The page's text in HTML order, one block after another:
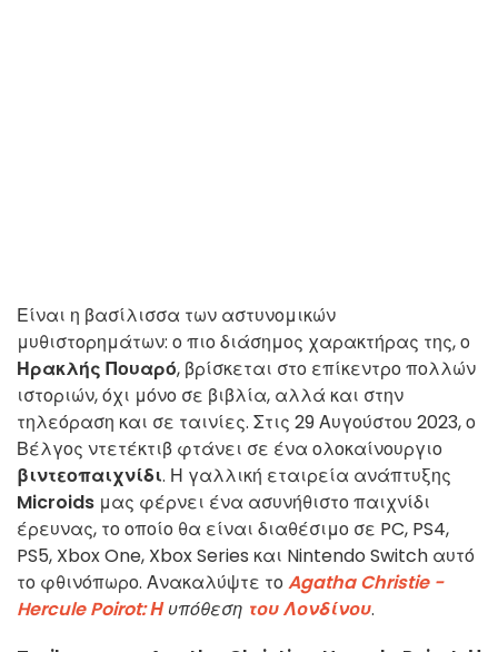
Είναι η βασίλισσα των αστυνομικών
μυθιστορημάτων: ο πιο διάσημος χαρακτήρας της, ο
Ηρακλής Πουαρό, βρίσκεται στο επίκεντρο πολλών
ιστοριών, όχι μόνο σε βιβλία, αλλά και στην
τηλεόραση και σε ταινίες. Στις 29 Αυγούστου 2023, ο
Βέλγος ντετέκτιβ φτάνει σε ένα ολοκαίνουργιο
βιντεοπαιχνίδι. Η γαλλική εταιρεία ανάπτυξης
Microids μας φέρνει ένα ασυνήθιστο παιχνίδι
έρευνας, το οποίο θα είναι διαθέσιμο σε PC, PS4,
PS5, Xbox One, Xbox Series και Nintendo Switch αυτό
το φθινόπωρο. Ανακαλύψτε τοAgatha Christie -
Hercule Poirot: Η υπόθεση του Λονδίνου.